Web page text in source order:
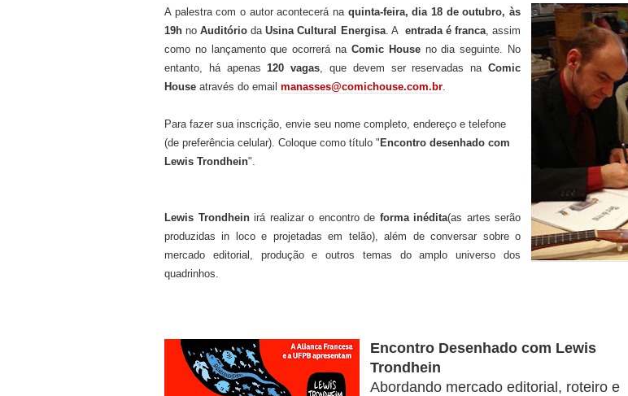
A palestra com o autor acontecerá na quinta-feira, dia 18 de outubro, às
19h noAuditório daUsina Cultural Energisa. A entrada é franca, assim
como no lançamento que ocorrerá na Comic Houseno dia seguinte. No
entanto, há apenas120 vagas, que devem ser reservadas naComic
House através do email manasses@comichouse.com.br.
Para fazer sua inscrição, envie seu nome completo, endereço e telefone
(de preferência celular). Coloque como título " Encontro desenhado com
Lewis Trondhein".
Lewis Trondheinirá realizar o encontro de forma inédita(as artes serão
produzidas in loco e projetadas em telão), além de conversar sobre o
mercado editorial, produção e outros temas do amplo universo dos
quadrinhos.
Encontro Desenhado com Lewis
Trondhein
Abordando mercado editorial, roteiro e